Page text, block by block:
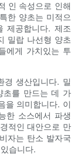
인 속성으로 인해
한 양초는 미적으
제공합니다. 제조
밀랍 나선형 양초
에게 가치있는 투
경 생산입니다. 밀
초를 만드는 데 가
을 의미합니다. 이
한 소스에서 파생
적인 대안으로 만
자는 탄소 발자국
습니다.